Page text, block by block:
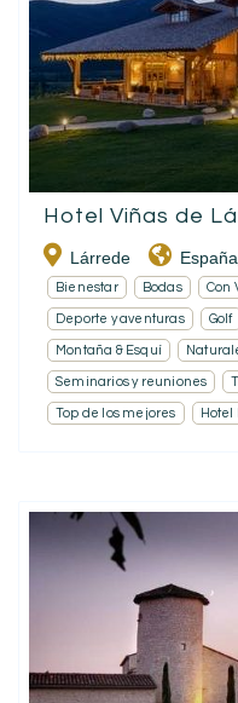
Hotel Viñas de
Lárrede España
Bienestar Bodas Con
Deporte y aventuras Golf
Montaña & Esquí
Seminarios y reuniones
Top de los mejores Hotel